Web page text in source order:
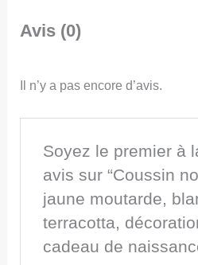
Avis (0)
Il n’y a pas encore d’avis.
Soyez le premier à
avis sur “Coussin
jaune moutarde,
terracotta,
cadeau de